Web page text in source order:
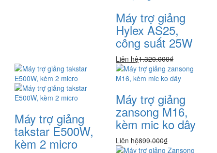
Máy trợ giảng
Hylex AS25,
công suất 25W
Liên hệ1.320.000₫
Máy trợ giảng
takstar E500W,
kèm 2 micro
Máy trợ giảng
zansong M16,
kèm mic ko dây
Liên hệ899.000₫